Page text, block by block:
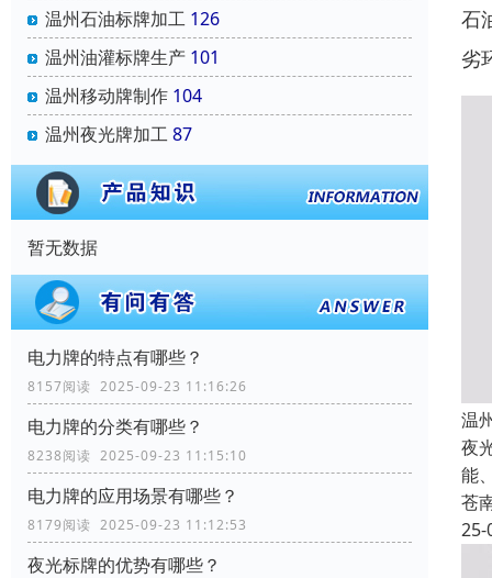
温州石油标牌加工 126
温州油灌标牌生产 101
温州移动牌制作 104
温州夜光牌加工87
暂无数据
电力牌的特点有哪些？
8157阅读 2025-09-23 11:16:26
电力牌的分类有哪些？
8238阅读 2025-09-23 11:15:10
电力牌的应用场景有哪些？
8179阅读 2025-09-23 11:12:53
夜光标牌的优势有哪些？
石
劣
温
夜
能
苍
25-